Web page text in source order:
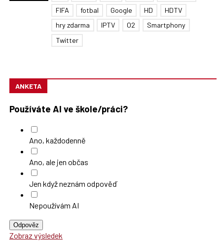
FIFA
fotbal Google HD
HDTV
hry zdarma
IPTV O2
Smartphony
Twitter
ANKETA
Používáte AI ve škole/práci?
Ano, každodenně
Ano, ale jen občas
Jen když neznám odpověď
Nepoužívám AI
Odpověz
Zobraz výsledek